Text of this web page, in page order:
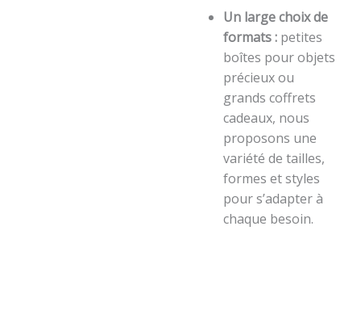
Un large choix de
formats :petites
boîtes pour objets
précieux ou
grands coffrets
cadeaux, nous
proposons une
variété de tailles,
formes et styles
pour s’adapter à
chaque besoin.